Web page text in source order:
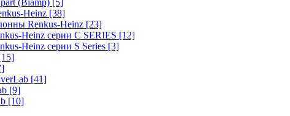
(Biamp) [5]
Heinz [38]
Renkus-Heinz [23]
Heinz серии C SERIES [12]
Heinz серии S Series [3]
[41]
[9]
[10]